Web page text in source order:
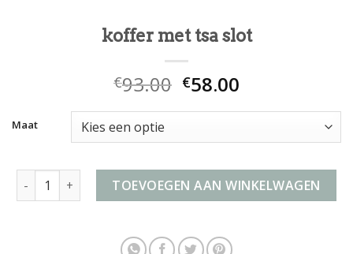
koffer met tsa slot
€93.00 €58.00
Maat
koffer met tsa slot aantalTOEVOEGEN AAN WINKELWAGEN